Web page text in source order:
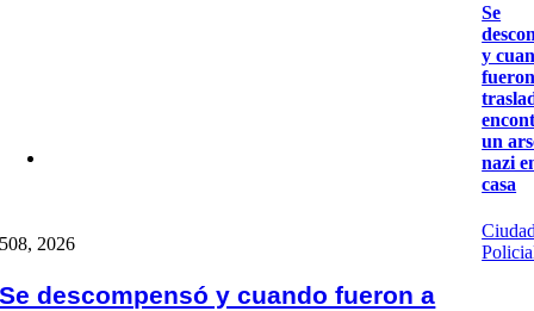
Se
y
un
nazi
casa
508, 2026
Se descompensó y cuando fueron a